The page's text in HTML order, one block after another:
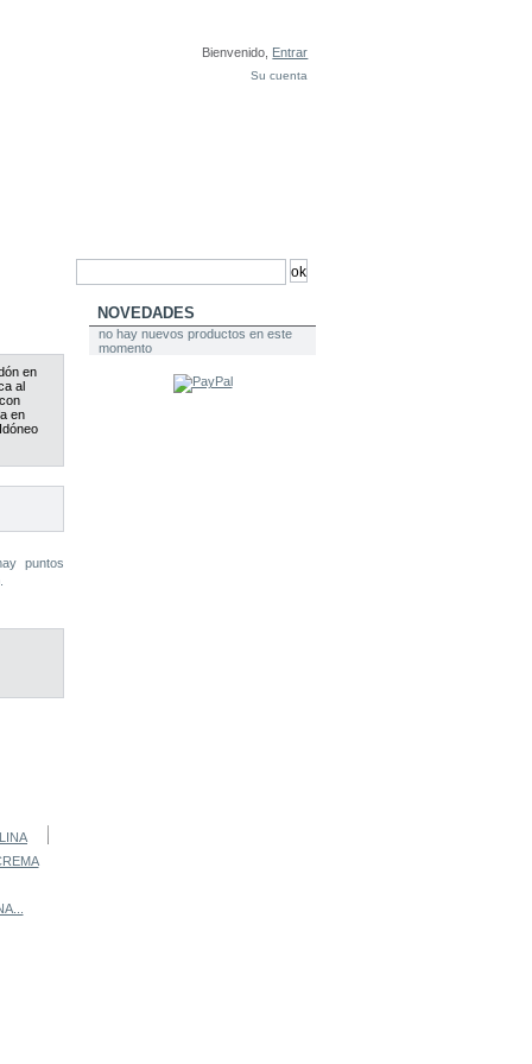
Bienvenido,
Entrar
Su cuenta
en
al
en
puntos
NOVEDADES
no hay nuevos productos en este
momento